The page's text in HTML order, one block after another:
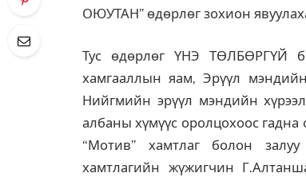
ОЮУТАН” өдөрлөг зохион
Тус өдөрлөг ҮНЭ ТӨЛБӨРГҮЙ
хамгааллын яам, Эрүүл
Нийгмийн эрүүл мэндийн
албаны хүмүүс оролцохоос гадна
“Мотив” хамтлаг болон
хамтлагийн жүжигчин